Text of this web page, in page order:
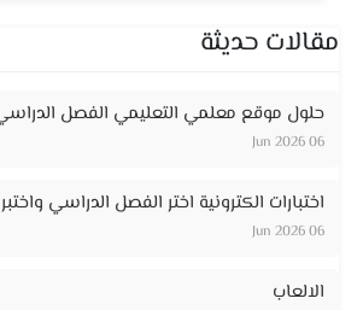
مقالات حديثة
حلول موقع معلمي التعليمي الفصل الدراسي
06 Jun 2026
اختبارات الكترونية اختر الفصل الدراسي
06 Jun 2026
الالعاب